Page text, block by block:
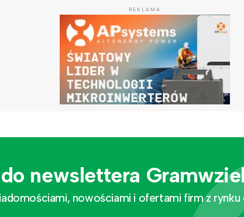
REKLAMA
newslettera
nowościami i ofertami firm z rynku